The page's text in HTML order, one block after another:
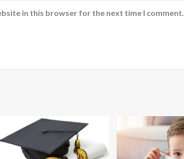
in this browser for the next time I comment.